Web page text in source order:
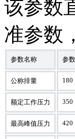
该参数
准参数
参数名称 参
公称排量 180
额定工作压力 350
最高峰值压力 420